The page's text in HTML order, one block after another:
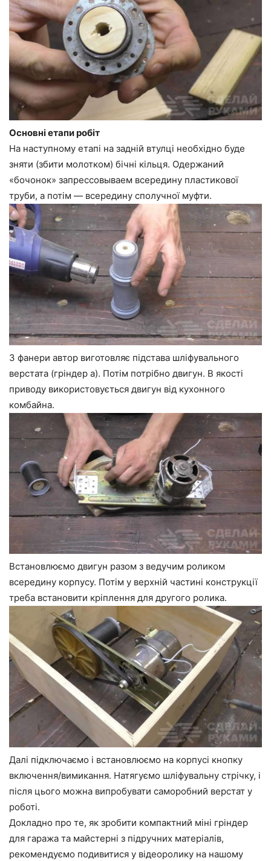
Основні етапи робіт
На наступному етапі на задній втулці необхідно буде
зняти (збити молотком) бічні кільця. Одержаний
«бочонок» запрессовываем всередину пластикової
труби, а потім — всередину сполучної муфти.
З фанери автор виготовляє підстава шліфувального
верстата (гріндер а). Потім потрібно двигун. В якості
приводу використовується двигун від кухонного
комбайна.
Встановлюємо двигун разом з ведучим роликом
всередину корпусу. Потім у верхній частині конструкції
треба встановити кріплення для другого ролика.
Далі підключаємо і встановлюємо на корпусі кнопку
включення/вимикання. Натягуємо шліфувальну стрічку, і
після цього можна випробувати саморобний верстат у
роботі.
Докладно про те, як зробити компактний міні гріндер
для гаража та майстерні з підручних матеріалів,
рекомендуємо подивитися у відеоролику на нашому